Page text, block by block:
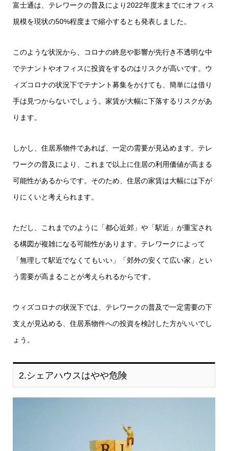
富士通は、テレワークの普及により2022年度末までにオフィス
規模を現状の50%程度まで縮小するとも発表しました。
このような状況から、コロナの終息や影響が先行き不透明な中
でテナントやオフィスに投資をするのはリスクが高いです。ウ
ィズコロナの状況下でテナント募集をかけても、簡単には借り
手は見つからないでしょう。家賃が大幅に下落するリスクがあ
ります。
しかし、住居系物件であれば、一定の需要が見込めます。テレ
ワークの普及により、これまで以上に住居の利用価値が高まる
可能性があるからです。そのため、住居の家賃は大幅には下が
りにくいと考えられます。
ただし、これまでのように「都心近郊」や「駅近」が重宝され
る構図が複雑になる可能性があります。テレワークによって
「無理して駅近でなくてもいい」「郊外の安くて広い家」とい
う需要が高まることが考えられるからです。
ウィズコロナの状況下では、テレワークの普及で一定需要の下
支えが見込める、住居系物件への投資を検討した方がいいでし
ょう。
2.シェアハウスはやや危険